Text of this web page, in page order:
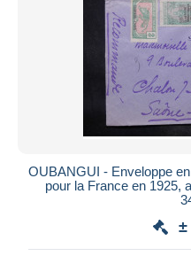
OUBANGUI - Enveloppe
pour la France en 1925,
±